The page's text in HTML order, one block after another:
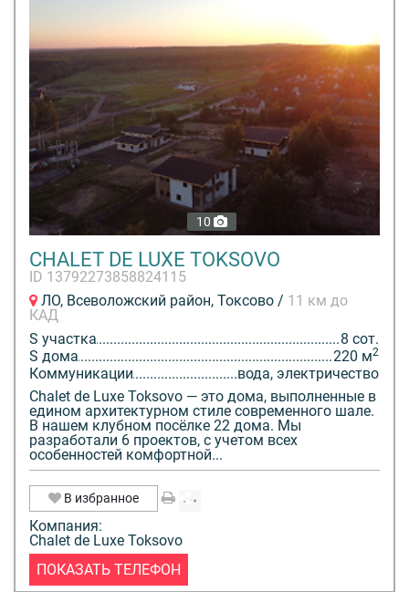
10
CHALET DE LUXE TOKSOVO
ID 13792273858824115
ЛО, Всеволожский район, Токсово / 11 км до
КАД
S участка
8 сот.
S дома
220 м2
Коммуникации
вода, электричество
Chalet de Luxe Toksovo — это дома, выполненные в
едином архитектурном стиле современного шале.
В нашем клубном посёлке 22 дома. Мы
разработали 6 проектов, с учетом всех
особенностей комфортной...
В избранное
Компания:
Chalet de Luxe Toksovo
ПОКАЗАТЬ ТЕЛЕФОН